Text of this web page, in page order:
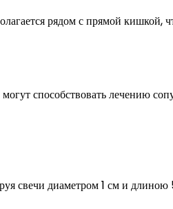
рядом с прямой кишкой,
способствовать лечению
свечи диаметром 1 см и